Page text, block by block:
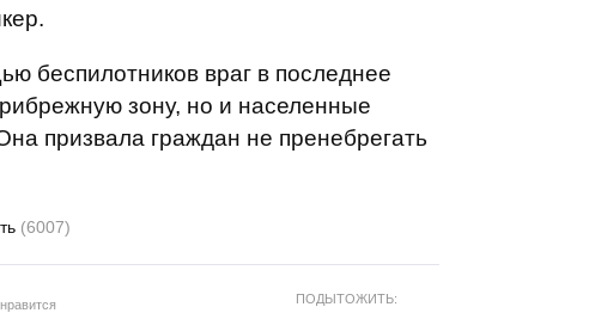
беспилотников враг в последнее
зону, но и населенные
призвала граждан не пренебрегать
(6007)
ПОДЫТОЖИТЬ: